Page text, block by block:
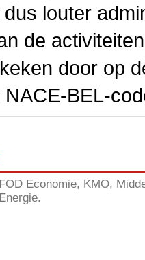
louter
de
door op
NACE-BEL-
FOD Economie, KMO,
Energie.